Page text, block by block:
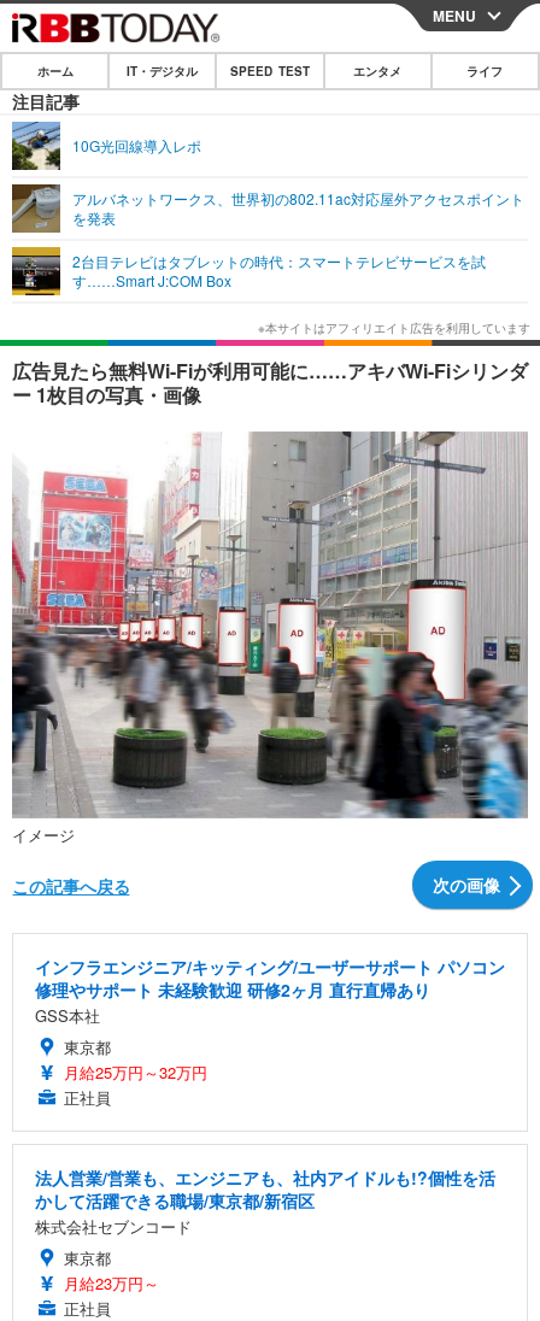
CLOSE
ホーム
IT・デジタル
ショッピング その他
SPEED TEST
エンタメ
エンタメTOP
韓国・芸能
音楽 スポーツ
ショッピング その他
ライフ
ライフTOP グルメ
ペット ショッピング
リリース一覧
プッシュ通知の停止方法
MENU
ホーム IT・デジタル SPEED TEST エンタメ ライフ
注目記事
10G光回線導入レポ
アルバネットワークス、世界初の802.11ac対応屋外アクセスポイント
を発表
2台目テレビはタブレットの時代：スマートテレビサービスを試
す……Smart J:COM Box
広告見たら無料Wi-Fiが利用可能に……アキバWi-Fiシリンダ
ー 1枚目の写真・画像
イメージ
次の画像
この記事へ戻る
インフラエンジニア/キッティング/ユーザーサポート パソコン
修理やサポート 未経験歓迎 研修2ヶ月 直行直帰あり
GSS本社
東京都
月給25万円～32万円
正社員
法人営業/営業も、エンジニアも、社内アイドルも!?個性を活
かして活躍できる職場/東京都/新宿区
株式会社セブンコード
東京都
月給23万円～
正社員